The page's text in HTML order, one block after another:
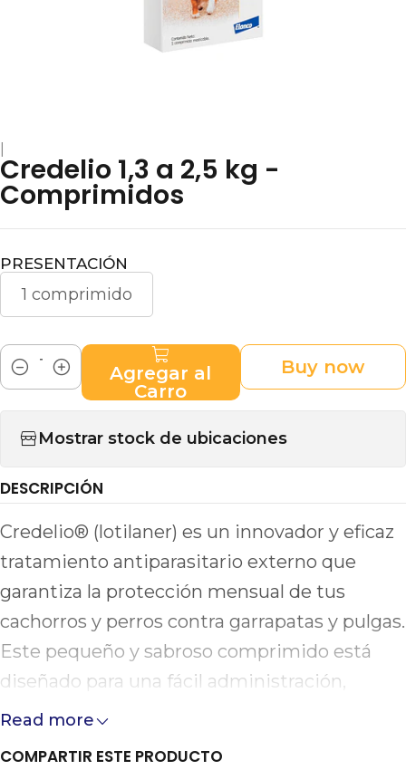
Credelio 1,3 a 2,5 kg -
Comprimidos
PRESENTACIÓN
1 comprimido
Cantidad
Agregar al
Carro
Buy now
Mostrar stock de ubicaciones
DESCRIPCIÓN
Credelio® (lotilaner) es un innovador y eficaz
tratamiento antiparasitario externo que
garantiza la protección mensual de tus
cachorros y perros contra garrapatas y pulgas.
Este pequeño y sabroso comprimido está
diseñado para una fácil administración,
permitiendo su uso sin complicaciones y con
Read more
COMPARTIR ESTE PRODUCTO